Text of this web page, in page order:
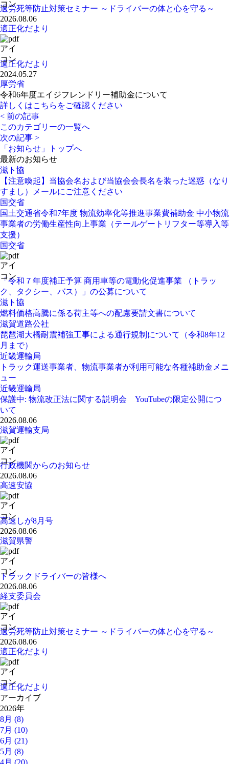
過労死等防止対策セミナー ～ドライバーの体と心を守る～
2026.08.06
適正化だより
適正化だより
2024.05.27
厚労省
令和6年度エイジフレンドリー補助金について
詳しくはこちらをご確認ください
< 前の記事
このカテゴリーの一覧へ
次の記事 >
「お知らせ」トップへ
最新のお知らせ
滋ト協
【注意喚起】当協会名および当協会会長名を装った迷惑（なり
すまし）メールにご注意ください
国交省
国土交通省令和7年度 物流効率化等推進事業費補助金 中小物流
事業者の労働生産性向上事業（テールゲートリフター等導入等
支援）
国交省
「令和７年度補正予算 商用車等の電動化促進事業 （トラッ
ク、タクシー、バス）」の公募について
滋ト協
燃料価格高騰に係る荷主等への配慮要請文書について
滋賀道路公社
琵琶湖大橋耐震補強工事による通行規制について（令和8年12
月まで）
近畿運輸局
トラック運送事業者、物流事業者が利用可能な各種補助金メニ
ュー
近畿運輸局
保護中: 物流改正法に関する説明会 YouTubeの限定公開につ
いて
2026.08.06
滋賀運輸支局
行政機関からのお知らせ
2026.08.06
高速安協
高速しが8月号
2026.08.06
滋賀県警
トラックドライバーの皆様へ
2026.08.06
経支委員会
過労死等防止対策セミナー ～ドライバーの体と心を守る～
2026.08.06
適正化だより
適正化だより
アーカイブ
2026年
8月 (8)
7月 (10)
6月 (21)
5月 (8)
4月 (20)